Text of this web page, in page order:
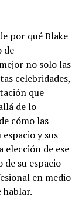
por qué Blake
de
no solo las
celebridades,
que
de lo
cómo las
y sus
elección de ese
su espacio
en medio
hablar.